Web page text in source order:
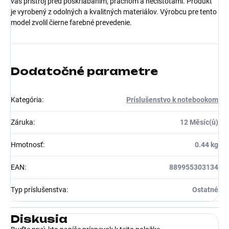
je vyrobený z odolných a kvalitných materiálov. Výrobcu pre tento
model zvolil čierne farebné prevedenie.
Dodatočné parametre
Kategória: Príslušenstvo k notebookom
Záruka: 12 Měsíc(ů)
Hmotnosť: 0.44 kg
EAN: 889955303134
Typ príslušenstva: Ostatné
Diskusia